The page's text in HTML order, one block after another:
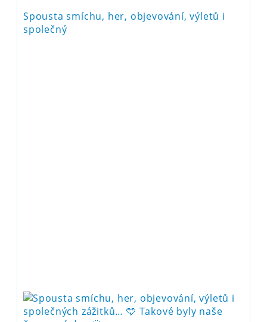
Spousta smíchu, her, objevování, výletů i
společný